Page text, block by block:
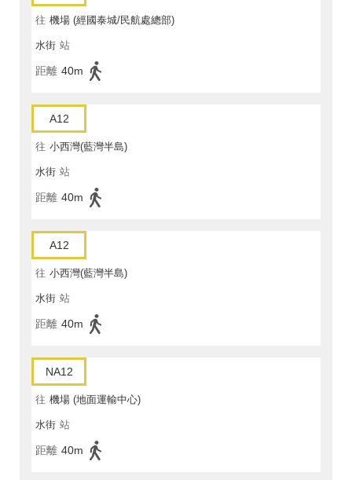
往 機場 (經國泰城/民航處總部)
水街 站
距離 40m
A12
往 小西灣(藍灣半島)
水街 站
距離 40m
A12
往 小西灣(藍灣半島)
水街 站
距離 40m
NA12
往 機場 (地面運輸中心)
水街 站
距離 40m